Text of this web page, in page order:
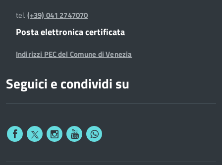
tel.(+39) 041 2747070
Posta elettronica certificata
Indirizzi PEC del Comune di Venezia
Seguici e condividi su